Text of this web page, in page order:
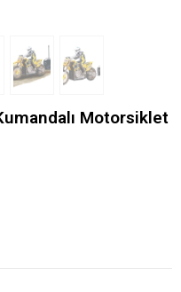
Motorsiklet